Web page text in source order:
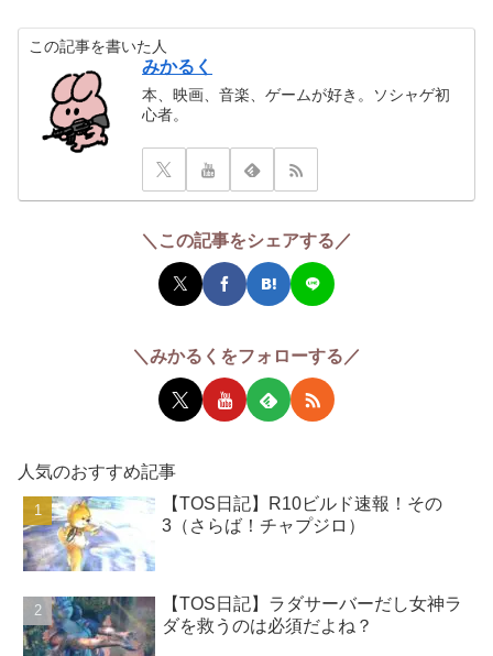
この記事を書いた人
みかるく
本、映画、音楽、ゲームが好き。ソシャゲ初
心者。
＼この記事をシェアする／
＼みかるくをフォローする／
人気のおすすめ記事
【TOS日記】R10ビルド速報！その
3（さらば！チャプジロ）
【TOS日記】ラダサーバーだし女神ラ
ダを救うのは必須だよね？